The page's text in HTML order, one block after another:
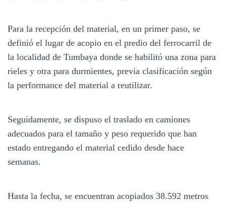
Para la recepción del material, en un primer paso, se
definió el lugar de acopio en el predio del ferrocarril de
la localidad de Tumbaya donde se habilitó una zona para
rieles y otra para durmientes, previa clasificación según
la performance del material a reutilizar.
Seguidamente, se dispuso el traslado en camiones
adecuados para el tamaño y peso requerido que han
estado entregando el material cedido desde hace
semanas.
Hasta la fecha, se encuentran acopiados 38.592 metros